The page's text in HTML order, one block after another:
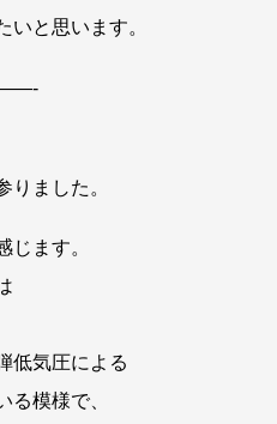
いと思います。
りました。
じます。
低気圧による
る模様で、